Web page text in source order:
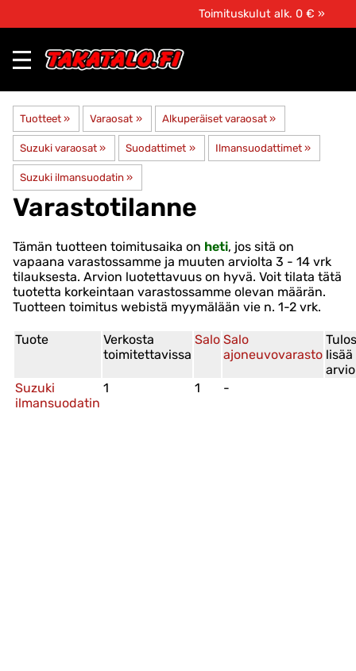
Toimituskulut alk. 0 € »
Tuotteet ‪» Varaosat ‪» Alkuperäiset varaosat ‪»
Suzuki varaosat ‪» Suodattimet ‪» Ilmansuodattimet ‪»
Suzuki ilmansuodatin ‪»
Varastotilanne
Tämän tuotteen toimitusaika on heti, jos sitä on
vapaana varastossamme ja muuten arviolta 3 - 14 vrk
tilauksesta. Arvion luotettavuus on hyvä. Voit tilata tätä
tuotetta korkeintaan varastossamme olevan määrän.
Tuotteen toimitus webistä myymälään vie n. 1-2 vrk.
Tuote
Verkosta
toimitettavissa
Salo Salo
ajoneuvovarasto lisää
Suzuki
ilmansuodatin
1 1 -